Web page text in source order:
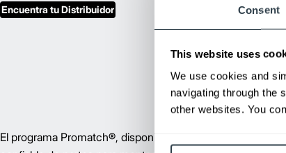
Consent
This website uses
We use cookies and
navigating through the
other websites. You
Encuentra tu Distribuidor
El programa Promatch®, disponible a través de tu